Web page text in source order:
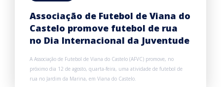
Associação de Futebol de Viana do
Castelo promove futebol de rua
no Dia Internacional da Juventude
A Associação de Futebol de Viana do Castelo (AFVC) promove, no
próximo dia 12 de agosto, quarta-feira, uma atividade de futebol de
rua no Jardim da Marina, em Viana do Castelo.